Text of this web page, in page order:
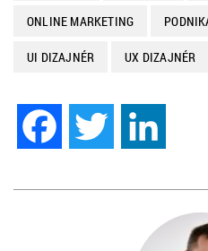
ONLINE MARKETING
UI DIZAJNÉR UX DIZAJNÉR
Facebook Twitter